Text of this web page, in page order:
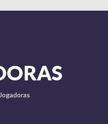
Jogadoras